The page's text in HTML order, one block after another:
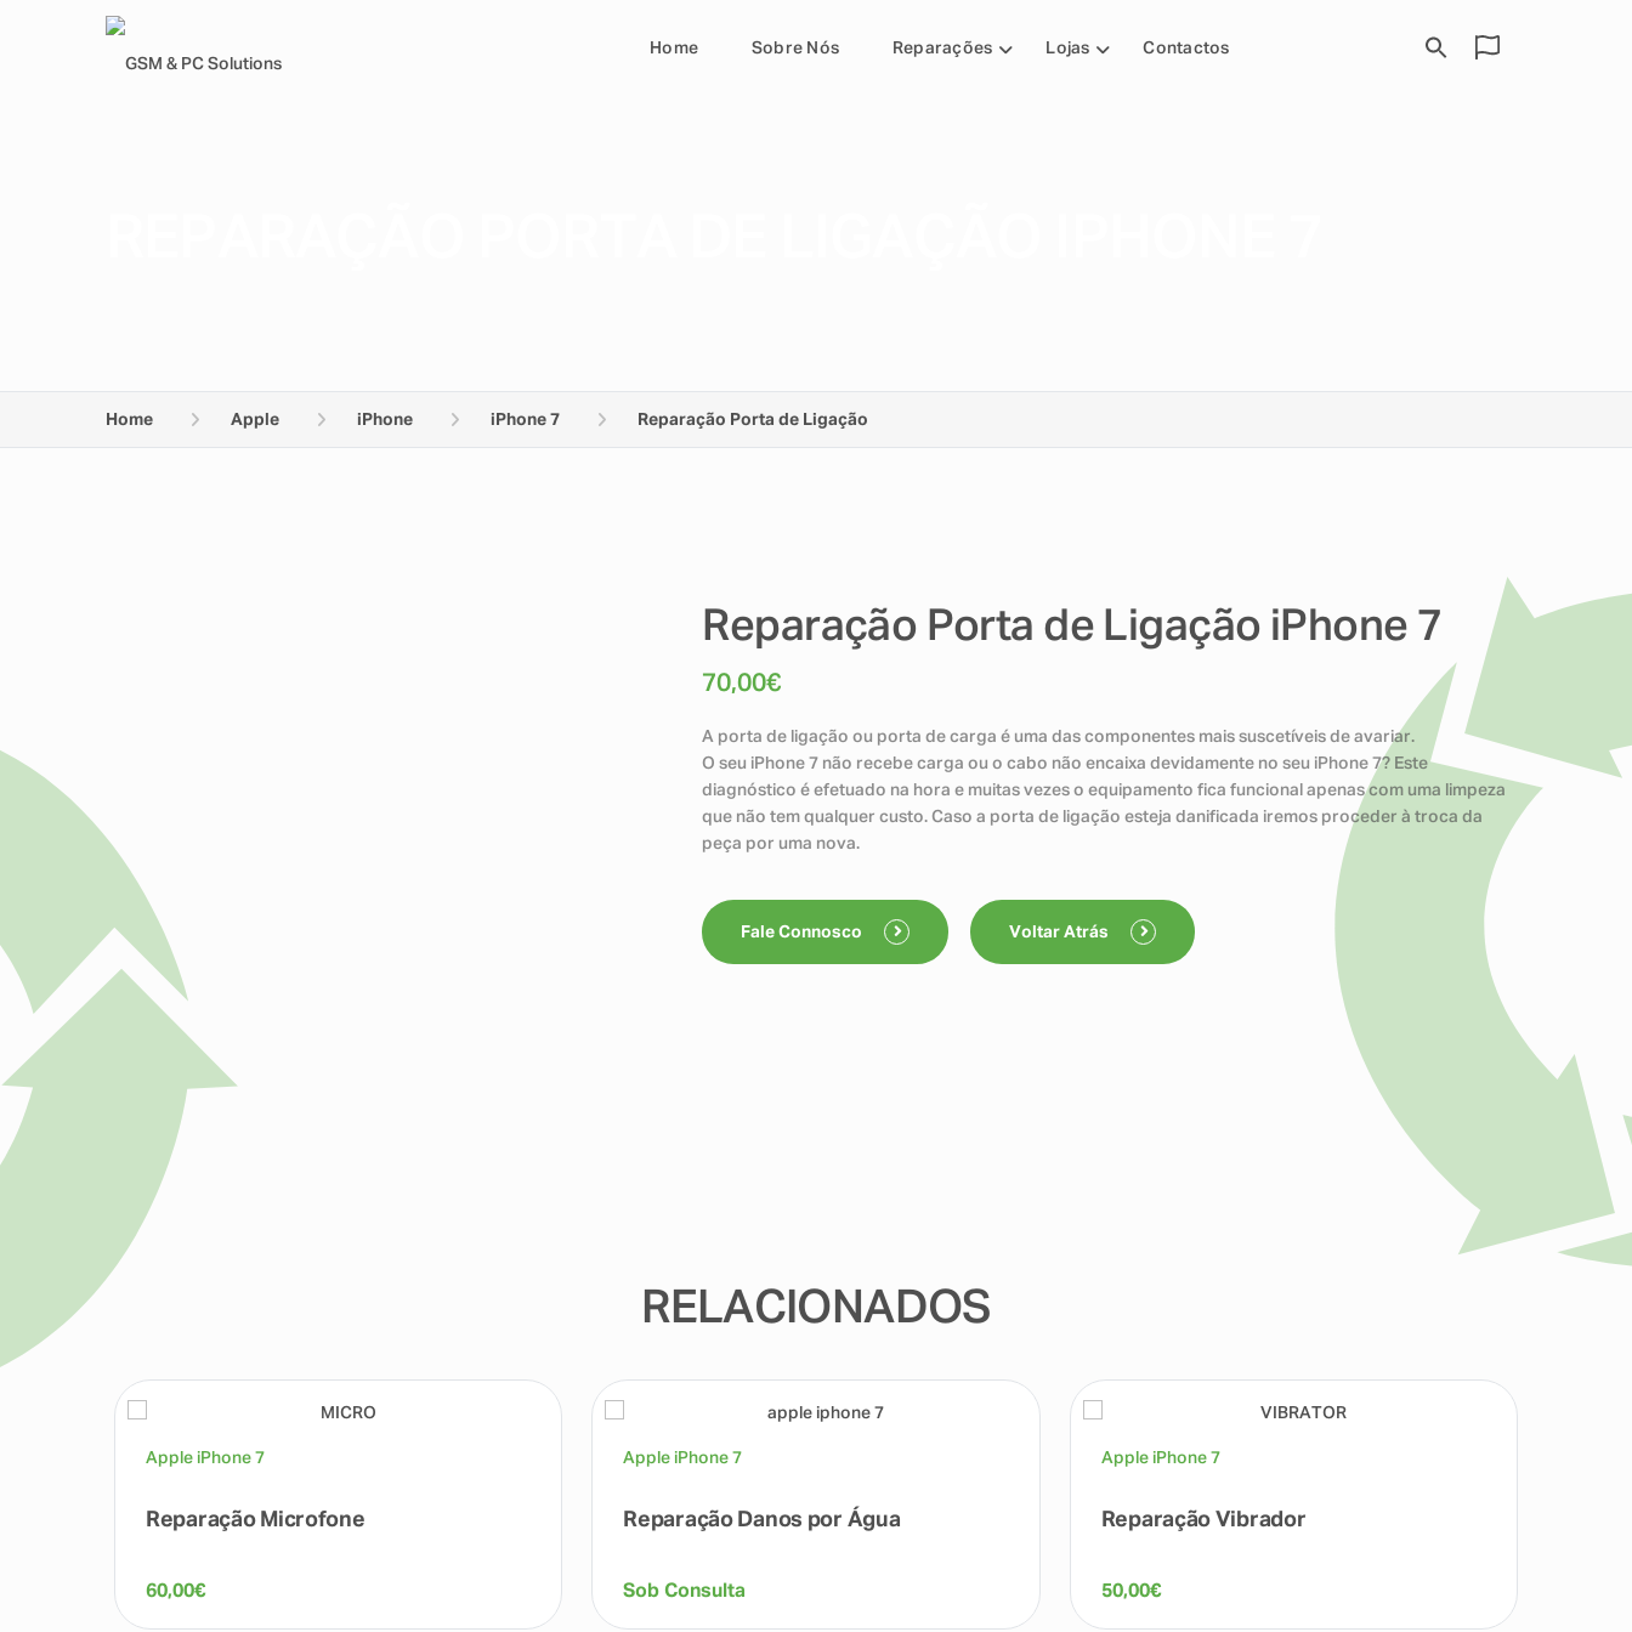
Home Sobre Nós Reparações Lojas Contactos
Home Apple iPhone iPhone 7 Reparação Porta de Ligação
Reparação Porta de Ligação iPhone 7
70,00€
A porta de ligação ou porta de carga é uma das componentes mais suscetíveis de avariar.
O seu iPhone 7 não recebe carga ou o cabo não encaixa devidamente no seu iPhone 7? Este
diagnóstico é efetuado na hora e muitas vezes o equipamento fica funcional apenas com uma limpeza
que não tem qualquer custo. Caso a porta de ligação esteja danificada iremos proceder à troca da
peça por uma nova.
Fale Connosco Voltar Atrás
RELACIONADOS
Apple iPhone 7
Reparação Microfone
60,00€
Apple iPhone 7
Reparação Danos por Água
Sob Consulta
Apple iPhone 7
Reparação Vibrador
50,00€